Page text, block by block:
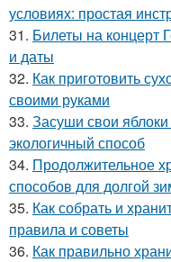
условиях: простая
31. Билеты на концерт
и даты
32. Как приготовить
своими руками
33. Засуши свои
экологичный способ
34. Продолжительное
способов для долгой
35. Как собрать и
правила и советы
36. Как правильно